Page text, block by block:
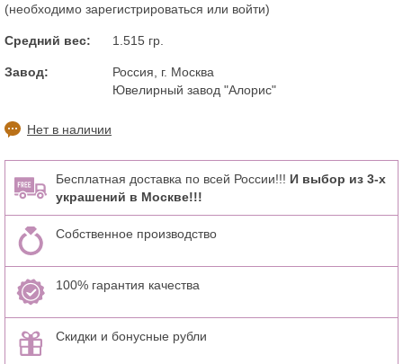
(необходимо зарегистрироваться или войти)
Средний вес: 1.515 гр.
Завод:
Россия, г. Москва
Ювелирный завод "Алорис"
Нет в наличии
Бесплатная доставка по всей России!!! И выбор из 3-х
украшений в Москве!!!
Собственное производство
100% гарантия качества
Скидки и бонусные рубли